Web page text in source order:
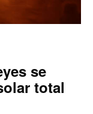
se
total